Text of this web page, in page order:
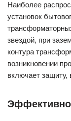
Наиболее
установок
звездой, при
контура
возникновении
включает